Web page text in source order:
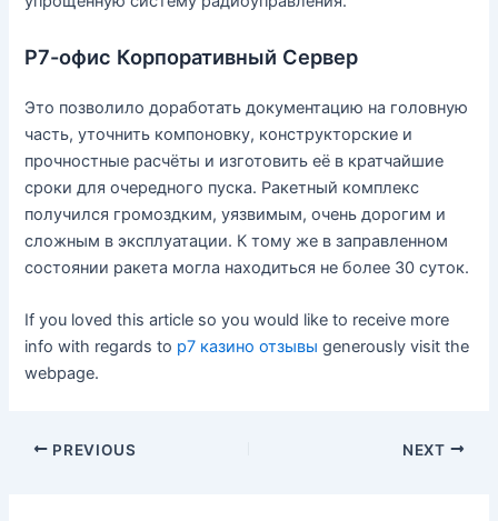
Р7-офис Корпоративный Сервер
Это позволило доработать документацию на головную
часть, уточнить компоновку, конструкторские и
прочностные расчёты и изготовить её в кратчайшие
сроки для очередного пуска. Ракетный комплекс
получился громоздким, уязвимым, очень дорогим и
сложным в эксплуатации. К тому же в заправленном
состоянии ракета могла находиться не более 30 суток.
If you loved this article so you would like to receive more
info with regards to р7 казино отзывы generously visit the
webpage.
PREVIOUS NEXT